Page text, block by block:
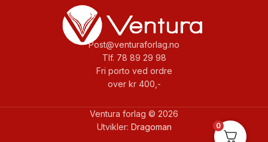
Post@venturaforlag.no
Tlf. 78 89 29 98
Fri porto ved ordre
over kr 400,-
Ventura forlag © 2026
Utvikler: Dragoman 0